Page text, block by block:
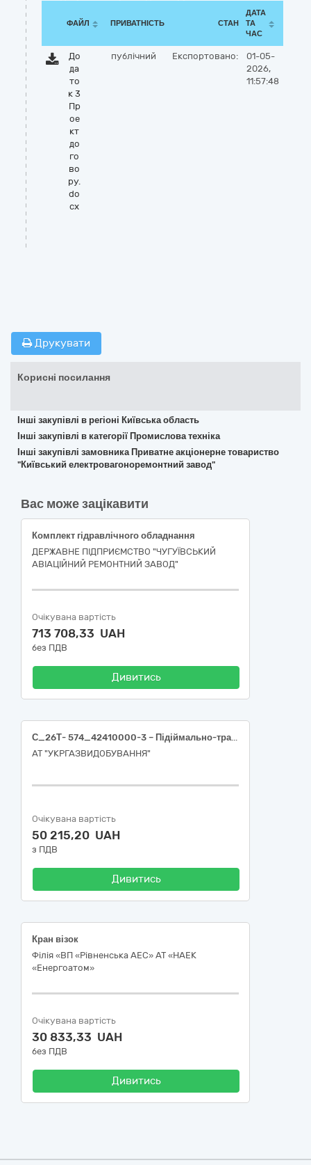
ФАЙЛ ПРИВАТНІСТЬ СТАН
ДАТА
ТА
ЧАС
До
да
то
к 3
Пр
ое
кт
до
го
во
ру.
do
cx
публічний Експортовано:
01-05-
2026,
11:57:48
Друкувати
Корисні посилання
Інші закупівлі в регіоні Київська область
Інші закупівлі в категорії Промислова техніка
Інші закупівлі замовника Приватне акціонерне товариство
"Київський електровагоноремонтний завод"
Вас може зацікавити
Комплект гідравлічного обладнання
ДЕРЖАВНЕ ПІДПРИЄМСТВО "ЧУГУЇВСЬКИЙ
АВІАЦІЙНИЙ РЕМОНТНИЙ ЗАВОД"
Очікувана вартість
713 708,33 UAH
без ПДВ
Дивитись
С_26Т- 574_42410000-3 – Підіймально-транспортувальне обладнання (Такелажні засоби)
АТ "УКРГАЗВИДОБУВАННЯ"
Очікувана вартість
50 215,20 UAH
з ПДВ
Дивитись
Кран візок
Філія «ВП «Рівненська АЕС» АТ «НАЕК
«Енергоатом»
Очікувана вартість
30 833,33 UAH
без ПДВ
Дивитись